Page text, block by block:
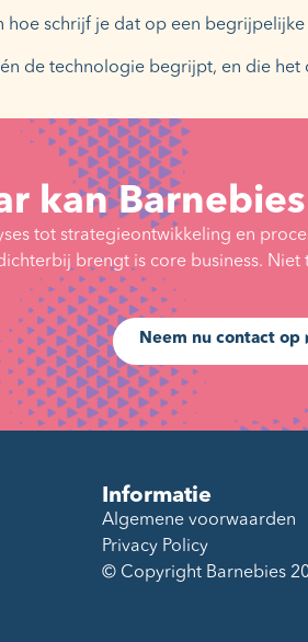
hoe schrijf je dat op een begrijpelijke
de technologie begrijpt, en die het
kan
tot strategieontwikkeling en
brengt is core business. Niet
Neem nu contact op
Informatie
Algemene voorwaarden
Privacy Policy
© Copyright Barnebies